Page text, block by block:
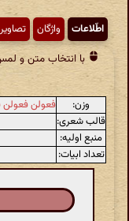
اطّلاعات واژگان تصاویر
با انتخاب متن و
وزن:
فعولن
قالب شعری:
منبع اولیه:
تعداد ابیات: